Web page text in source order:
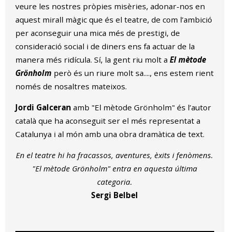
veure les nostres pròpies misèries, adonar-nos en
aquest mirall màgic que és el teatre, de com l’ambició
per aconseguir una mica més de prestigi, de
consideració social i de diners ens fa actuar de la
manera més ridícula. Sí, la gent riu molt a El mètode
Grönholm però és un riure molt sa...., ens estem rient
només de nosaltres mateixos.
Jordi Galceran amb "El mètode Grönholm" és l’autor
català que ha aconseguit ser el més representat a
Catalunya i al món amb una obra dramàtica de text.
En el teatre hi ha fracassos, aventures, èxits i fenòmens.
"El mètode Grönholm" entra en aquesta última
categoria.
Sergi Belbel